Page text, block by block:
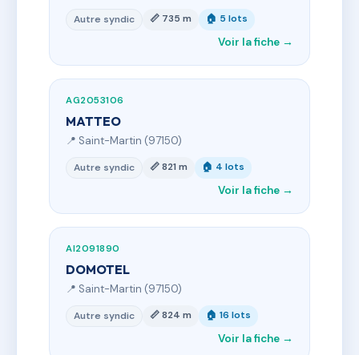
Autre syndic 📏 735 m 🏠 5 lots
Voir la fiche →
AG2053106
MATTEO
📍 Saint-Martin (97150)
Autre syndic 📏 821 m 🏠 4 lots
Voir la fiche →
AI2091890
DOMOTEL
📍 Saint-Martin (97150)
Autre syndic 📏 824 m 🏠 16 lots
Voir la fiche →